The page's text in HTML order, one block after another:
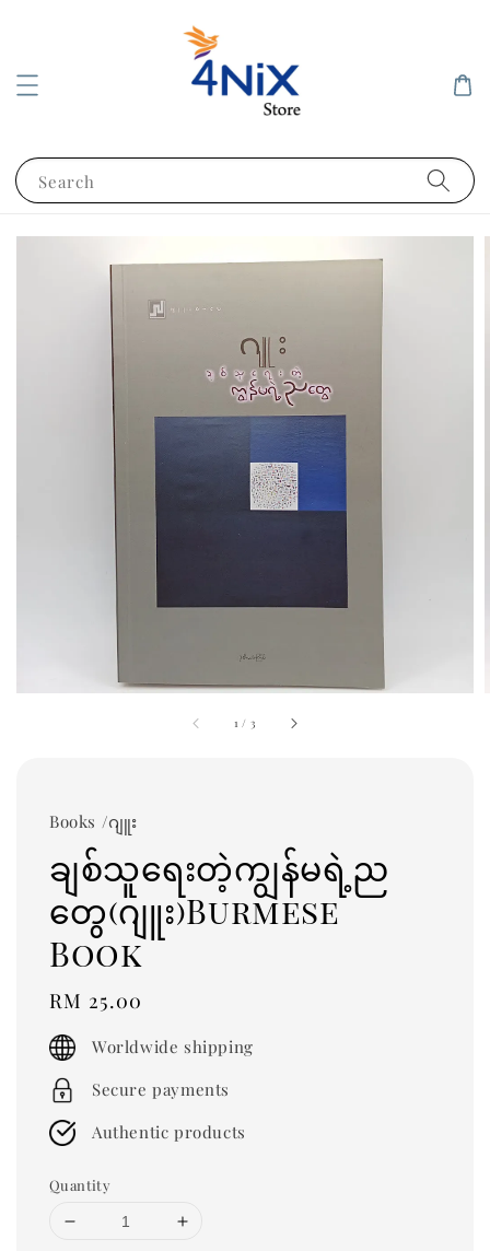
Search
1 / 3
Books /ဂျူး
ချစ်သူရေးတဲ့ကျွန်မရဲ့ည
တွေ(ဂျူး)Burmese
Book
Regular
price
RM 25.00
Worldwide shipping
Secure payments
Authentic products
Quantity